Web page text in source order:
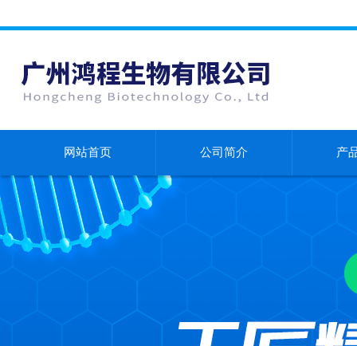
网站首页 公司简介 产